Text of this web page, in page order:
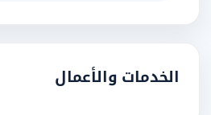
الخدمات والأعمال